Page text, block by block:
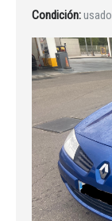
Condición:usado